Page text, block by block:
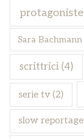
protagoniste
Sara Bachmann
scrittrici(4)
serie tv (2)
slow reportage